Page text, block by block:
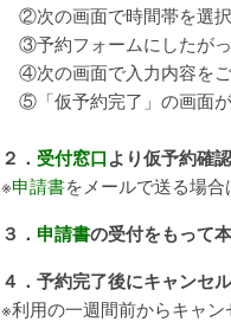
②次の画面で時間帯を選択
③予約フォームにしたがっ
④次の画面で入力内容をご
⑤「仮予約完了」の画面が
２． 受付窓口より仮予約確
※申請書をメールで送る場
３． 申請書の受付をもって
４．予約完了後にキャンセ
※利用の一週間前からキャン